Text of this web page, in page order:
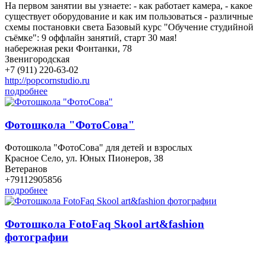
На первом занятии вы узнаете: - как работает камера, - какое
существует оборудование и как им пользоваться - различные
схемы постановки света Базовый курс "Обучение студийной
съёмке": 9 оффлайн занятий, старт 30 мая!
набережная реки Фонтанки, 78
Звенигородская
+7 (911) 220-63-02
http://popcornstudio.ru
подробнее
Фотошкола "ФотоСова"
Фотошкола "ФотоСова" для детей и взрослых
Красное Село, ул. Юных Пионеров, 38
Ветеранов
+79112905856
подробнее
Фотошкола FotoFaq Skool art&fashion
фотографии